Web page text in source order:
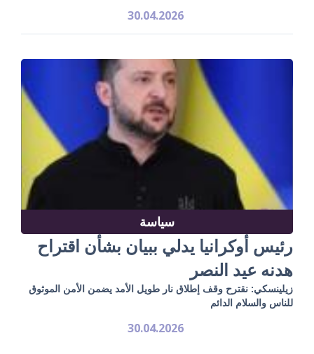
30.04.2026
سياسة
رئيس أوكرانيا يدلي ببيان بشأن اقتراح
هدنه عيد النصر
زيلينسكي: نقترح وقف إطلاق نار طويل الأمد يضمن الأمن الموثوق
للناس والسلام الدائم
30.04.2026